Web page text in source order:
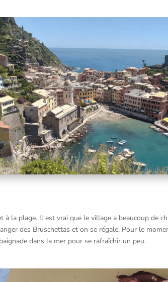
la plage. Il est vrai que le village a beaucoup de
des Bruschettas et on se régale. Pour le
dans la mer pour se rafraîchir un peu.